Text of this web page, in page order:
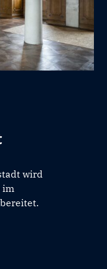
wird
im